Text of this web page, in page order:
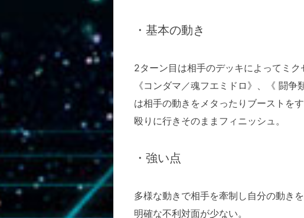
・基本の動き
2ターン目は相手のデッキによってミ
《コンダマ／魂フエミドロ》、《 闘
は相手の動きをメタったりブーストを
殴りに行きそのままフィニッシュ。
・強い点
多様な動きで相手を牽制し自分の動きを
明確な不利対面が少ない。